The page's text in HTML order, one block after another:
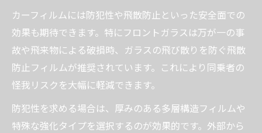
カーフィルムには防犯性や飛散防止といった安全面での
効果も期待できます。特にフロントガラスは万が一の事
故や飛来物による破損時、ガラスの飛び散りを防ぐ飛散
防止フィルムが推奨されています。これにより同乗者の
怪我リスクを大幅に軽減できます。
防犯性を求める場合は、厚みのある多層構造フィルムや
特殊な強化タイプを選択するのが効果的です。外部から